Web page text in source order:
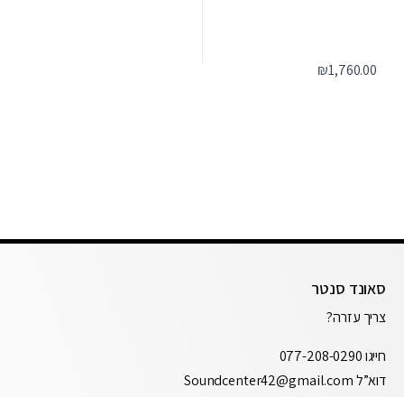
₪1,760.00
סאונד סנטר
צריך עזרה?
חייגו077-208-0290
דוא”ל